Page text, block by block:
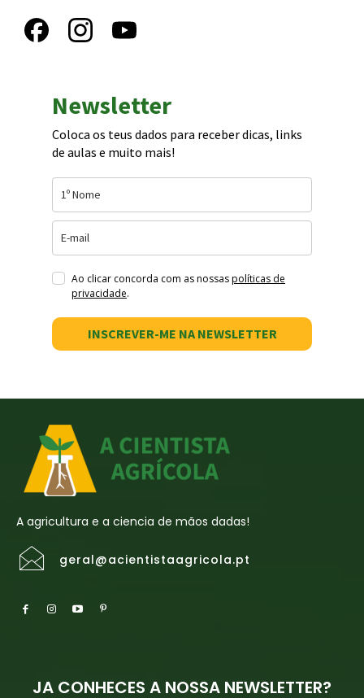
Newsletter
Coloca os teus dados para receber dicas, links
de aulas e muito mais!
Ao clicar concorda com as nossaspolíticas de
privacidade.
INSCREVER-ME NA NEWSLETTER
A agricultura e a ciencia de mãos dadas!
geral@acientistaagricola.pt
JA CONHECES A NOSSA NEWSLETTER?